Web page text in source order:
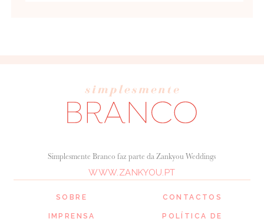
SOBRE
IMPRENSA
Simplesmente Branco faz parte da Zankyou Weddings
WWW.ZANKYOU.PT
CONTACTOS
POLÍTICA DE